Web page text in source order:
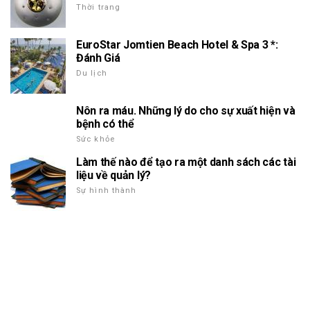
Thời trang
EuroStar Jomtien Beach Hotel & Spa 3 *:
Đánh Giá
Du lịch
Nôn ra máu. Những lý do cho sự xuất hiện và
bệnh có thể
Sức khỏe
Làm thế nào để tạo ra một danh sách các tài
liệu về quản lý?
Sự hình thành